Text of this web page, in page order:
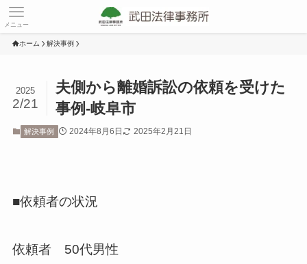
メニュー
ホーム 解決事例
夫側から離婚訴訟の依頼を受けた
事例-岐阜市
2025
2/21
解決事例 2024年8月6日 2025年2月21日
■依頼者の状況
依頼者 50代男性